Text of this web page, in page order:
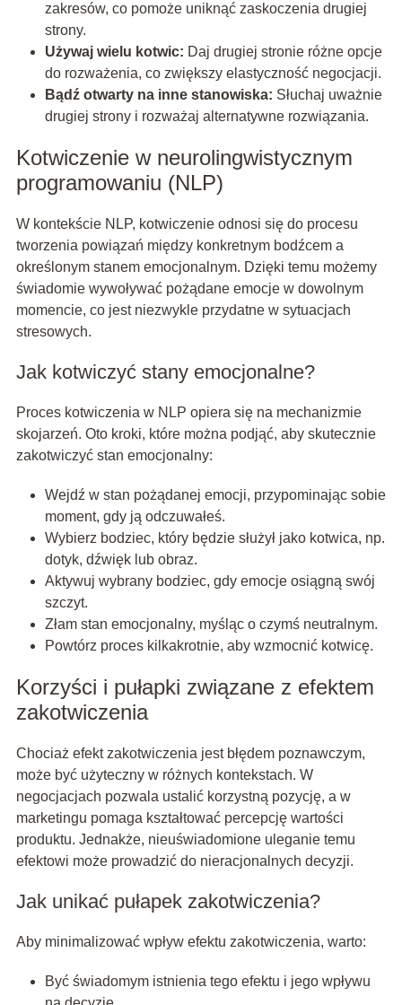
zakresów, co pomoże uniknąć zaskoczenia drugiej
strony.
Używaj wielu kotwic: Daj drugiej stronie różne opcje
do rozważenia, co zwiększy elastyczność negocjacji.
Bądź otwarty na inne stanowiska: Słuchaj uważnie
drugiej strony i rozważaj alternatywne rozwiązania.
Kotwiczenie w neurolingwistycznym
programowaniu (NLP)
W kontekście NLP, kotwiczenie odnosi się do procesu
tworzenia powiązań między konkretnym bodźcem a
określonym stanem emocjonalnym. Dzięki temu możemy
świadomie wywoływać pożądane emocje w dowolnym
momencie, co jest niezwykle przydatne w sytuacjach
stresowych.
Jak kotwiczyć stany emocjonalne?
Proces kotwiczenia w NLP opiera się na mechanizmie
skojarzeń. Oto kroki, które można podjąć, aby skutecznie
zakotwiczyć stan emocjonalny:
Wejdź w stan pożądanej emocji, przypominając sobie
moment, gdy ją odczuwałeś.
Wybierz bodziec, który będzie służył jako kotwica, np.
dotyk, dźwięk lub obraz.
Aktywuj wybrany bodziec, gdy emocje osiągną swój
szczyt.
Złam stan emocjonalny, myśląc o czymś neutralnym.
Powtórz proces kilkakrotnie, aby wzmocnić kotwicę.
Korzyści i pułapki związane z efektem
zakotwiczenia
Chociaż efekt zakotwiczenia jest błędem poznawczym,
może być użyteczny w różnych kontekstach. W
negocjacjach pozwala ustalić korzystną pozycję, a w
marketingu pomaga kształtować percepcję wartości
produktu. Jednakże, nieuświadomione uleganie temu
efektowi może prowadzić do nieracjonalnych decyzji.
Jak unikać pułapek zakotwiczenia?
Aby minimalizować wpływ efektu zakotwiczenia, warto:
Być świadomym istnienia tego efektu i jego wpływu